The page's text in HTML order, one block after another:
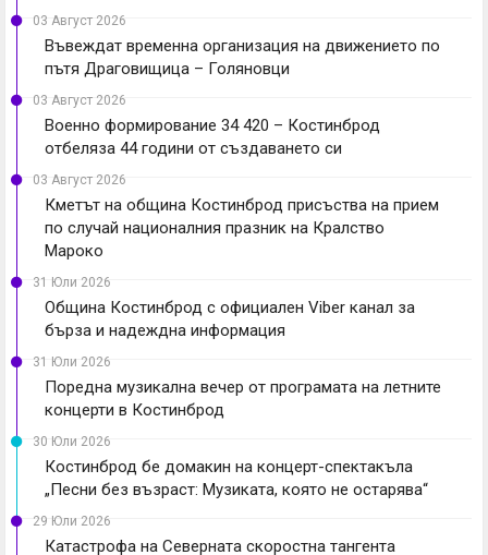
03 Август 2026
Въвеждат временна организация на движението по
пътя Драговищица – Голяновци
03 Август 2026
Военно формирование 34 420 – Костинброд
отбеляза 44 години от създаването си
03 Август 2026
Кметът на община Костинброд присъства на прием
по случай националния празник на Кралство
Мароко
31 Юли 2026
Община Костинброд с официален Viber канал за
бърза и надеждна информация
31 Юли 2026
Поредна музикална вечер от програмата на летните
концерти в Костинброд
30 Юли 2026
Костинброд бе домакин на концерт-спектакъла
„Песни без възраст: Музиката, която не остарява“
29 Юли 2026
Катастрофа на Северната скоростна тангента